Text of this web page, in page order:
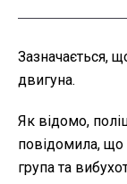
Зазначається,
двигуна.
Як відомо,
повідомила, що
група та